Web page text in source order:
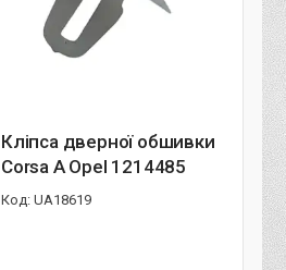
Кліпса дверної обшивки
Corsa A Opel 1214485
UA18619